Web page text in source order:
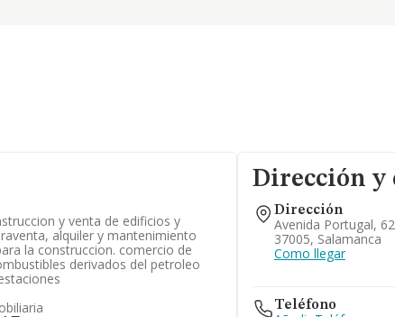
y venta de edificios y
alquiler y mantenimiento
la construccion. comercio de
derivados del petroleo
Dirección y
Dirección
Avenida Portugal,
37005, Salamanca
Como llegar
Teléfono